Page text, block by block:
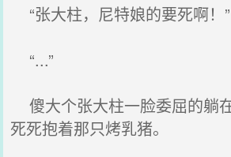
“张大柱，尼特娘的要死啊！”
“...”
傻大个张大柱一脸委屈的躺
死死抱着那只烤乳猪。